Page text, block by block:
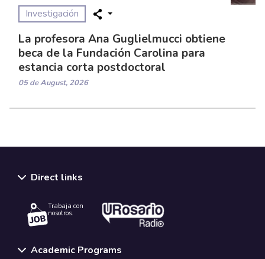
Investigación
La profesora Ana Guglielmucci obtiene
beca de la Fundación Carolina para
estancia corta postdoctoral
05 de August, 2026
Direct links
Trabaja con
nosotros.
Academic Programs